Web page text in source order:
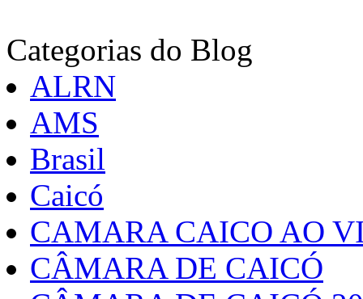
Categorias do Blog
ALRN
AMS
Brasil
Caicó
CAMARA CAICO AO
CÂMARA DE CAICÓ